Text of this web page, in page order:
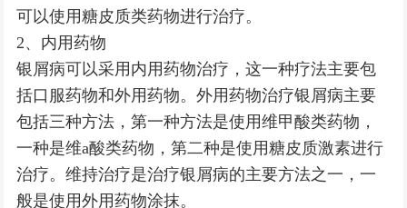
可以使用糖皮质类药物进行治疗。
2、内用药物
银屑病可以采用内用药物治疗，这一种疗法主要包
括口服药物和外用药物。外用药物治疗银屑病主要
包括三种方法，第一种方法是使用维甲酸类药物，
一种是维a酸类药物，第二种是使用糖皮质激素进行
治疗。维持治疗是治疗银屑病的主要方法之一，一
般是使用外用药物涂抹。